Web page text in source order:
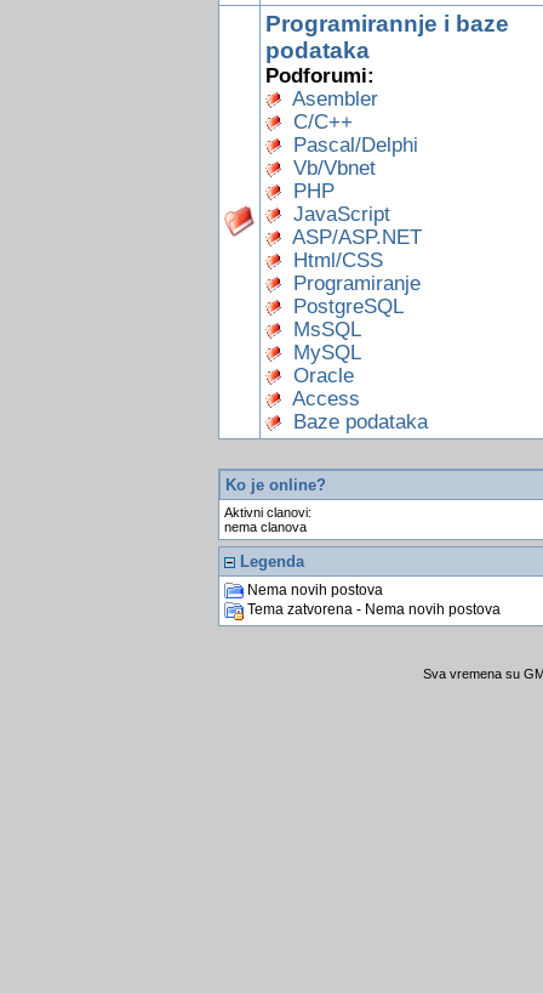
Programirannje i baze
podataka
Podforumi:
Asembler
C/C++
Pascal/Delphi
Vb/Vbnet
PHP
JavaScript
ASP/ASP.NET
Html/CSS
Programiranje
PostgreSQL
MsSQL
MySQL
Oracle
Access
Baze podataka
Ko je online?
Aktivni clanovi:
nema clanova
Legenda
Nema novih postova
Tema zatvorena - Nema novih postova
Sva vremena su